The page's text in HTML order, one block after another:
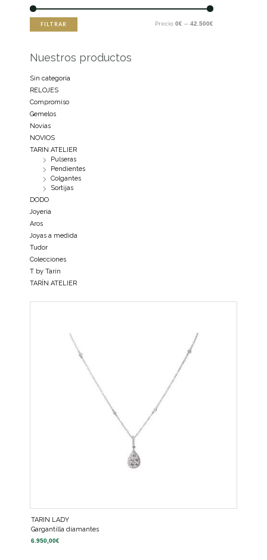
FILTRAR Precio: 0€ — 42.500€
Nuestros productos
Sin categoría
RELOJES
Compromiso
Gemelos
Novias
NOVIOS
TARIN ATELIER
Pulseras
Pendientes
Colgantes
Sortijas
DODO
Joyeria
Aros
Joyas a medida
Tudor
Colecciones
T by Tarín
TARÍN ATELIER
TARIN LADY
Gargantilla diamantes
6.950,00€